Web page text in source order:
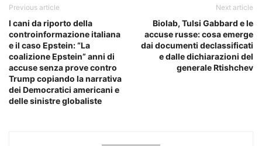
Previous article
I cani da riporto della
controinformazione italiana
e il caso Epstein: “La
coalizione Epstein” anni di
accuse senza prove contro
Trump copiando la narrativa
dei Democratici americani e
delle sinistre globaliste
Next article
Biolab, Tulsi Gabbard e le
accuse russe: cosa emerge
dai documenti declassificati
e dalle dichiarazioni del
generale Rtishchev